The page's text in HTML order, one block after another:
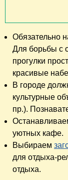
Обязательно
Для борьбы с
прогулки
красивые
В городе
культурные
пр.).
уютных кафе.
Выбираем
для отдыха-
отдыха.